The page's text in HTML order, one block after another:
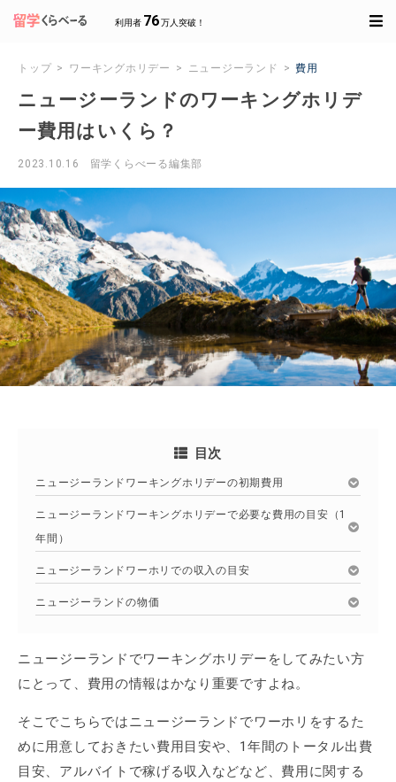
利用者 76万人突破！
トップ ワーキングホリデー ニュージーランド 費用
ニュージーランドのワーキングホリデ
ー費用はいくら？
2023.10.16 留学くらべーる編集部
目次
ニュージーランドワーキングホリデーの初期費用
ニュージーランドワーキングホリデーで必要な費用の目安（1
年間）
ニュージーランドワーホリでの収入の目安
ニュージーランドの物価
ニュージーランドでワーキングホリデーをしてみたい方
にとって、費用の情報はかなり重要ですよね。
そこでこちらではニュージーランドでワーホリをするた
めに用意しておきたい費用目安や、1年間のトータル出費
目安、アルバイトで稼げる収入などなど、費用に関する